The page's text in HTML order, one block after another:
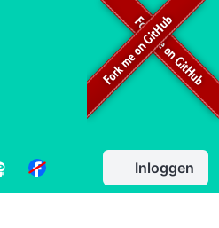
Inloggen